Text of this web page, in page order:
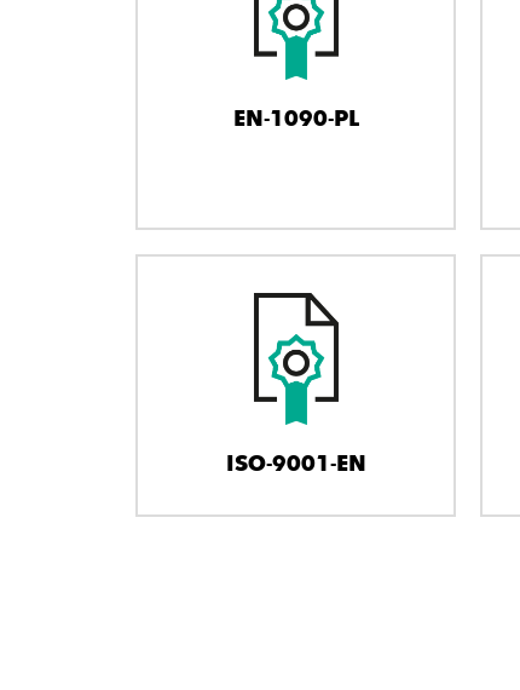
EN-1090-PL
ISO-9001-EN